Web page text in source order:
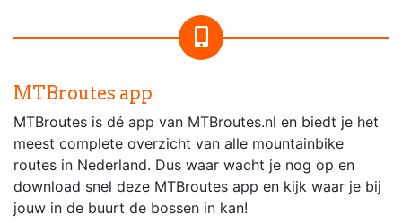
MTBroutes app
MTBroutes is dé app van MTBroutes.nl en biedt je het
meest complete overzicht van alle mountainbike
routes in Nederland. Dus waar wacht je nog op en
download snel deze MTBroutes app en kijk waar je bij
jouw in de buurt de bossen in kan!